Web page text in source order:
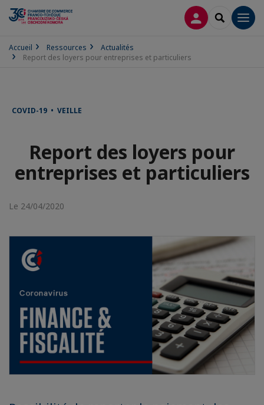
CONNEXION
Accueil Ressources
Actualités
Report des loyers pour entreprises et particuliers
COVID-19 • VEILLE
Report des loyers pour
entreprises et particuliers
Le 24/04/2020